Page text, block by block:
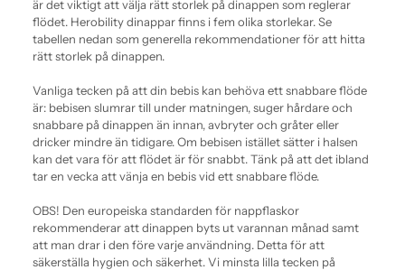
är det viktigt att välja rätt storlek på dinappen som reglerar
flödet. Herobility dinappar finns i fem olika storlekar. Se
tabellen nedan som generella rekommendationer för att hitta
rätt storlek på dinappen.
Vanliga tecken på att din bebis kan behöva ett snabbare flöde
är: bebisen slumrar till under matningen, suger hårdare och
snabbare på dinappen än innan, avbryter och gråter eller
dricker mindre än tidigare. Om bebisen istället sätter i halsen
kan det vara för att flödet är för snabbt. Tänk på att det ibland
tar en vecka att vänja en bebis vid ett snabbare flöde.
OBS! Den europeiska standarden för nappflaskor
rekommenderar att dinappen byts ut varannan månad samt
att man drar i den före varje användning. Detta för att
säkerställa hygien och säkerhet. Vi minsta lilla tecken på